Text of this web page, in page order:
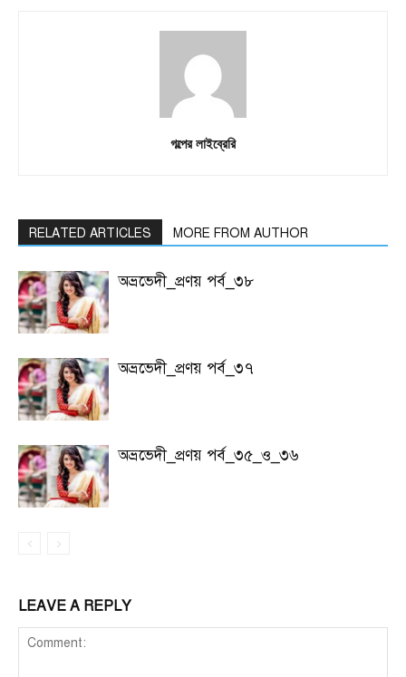
গল্পের লাইব্রেরি
RELATED ARTICLES MORE FROM AUTHOR
অভ্রভেদী_প্রণয় পর্ব_৩৮
অভ্রভেদী_প্রণয় পর্ব_৩৭
অভ্রভেদী_প্রণয় পর্ব_৩৫_ও_৩৬
LEAVE A REPLY